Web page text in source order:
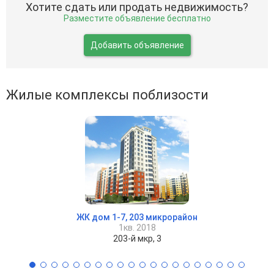
Хотите сдать или продать недвижимость?
Разместите объявление бесплатно
Добавить объявление
Жилые комплексы поблизости
ЖК дом 1-7, 203 микрорайон
1кв. 2018
203-й мкр, 3